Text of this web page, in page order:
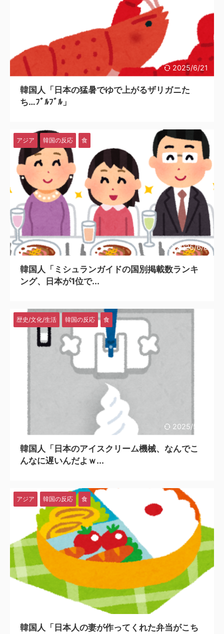
2025/6/21
韓国人「日本の猛暑でゆで上がるザリガニた
ち…ﾌﾞﾙﾌﾞﾙ」
2025/6/8
アジア 韓国の反応 食
韓国人「ミシュランガイドの国別掲載数ランキ
ング、日本が1位で...
2025/5/31
歴史/文化/生活 韓国の反応 食
韓国人「日本のアイスクリーム機械、なんでこ
んなに遅いんだよｗ...
アジア 韓国の反応 食
韓国人「日本人の妻が作ってくれた弁当がこち